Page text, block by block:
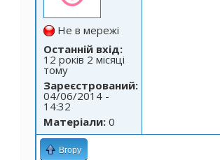
Не в мережі
Останній вхід:
12 років 2 місяці
тому
Зареєстрований:
04/06/2014 -
14:32
Матеріали: 0
Вгору